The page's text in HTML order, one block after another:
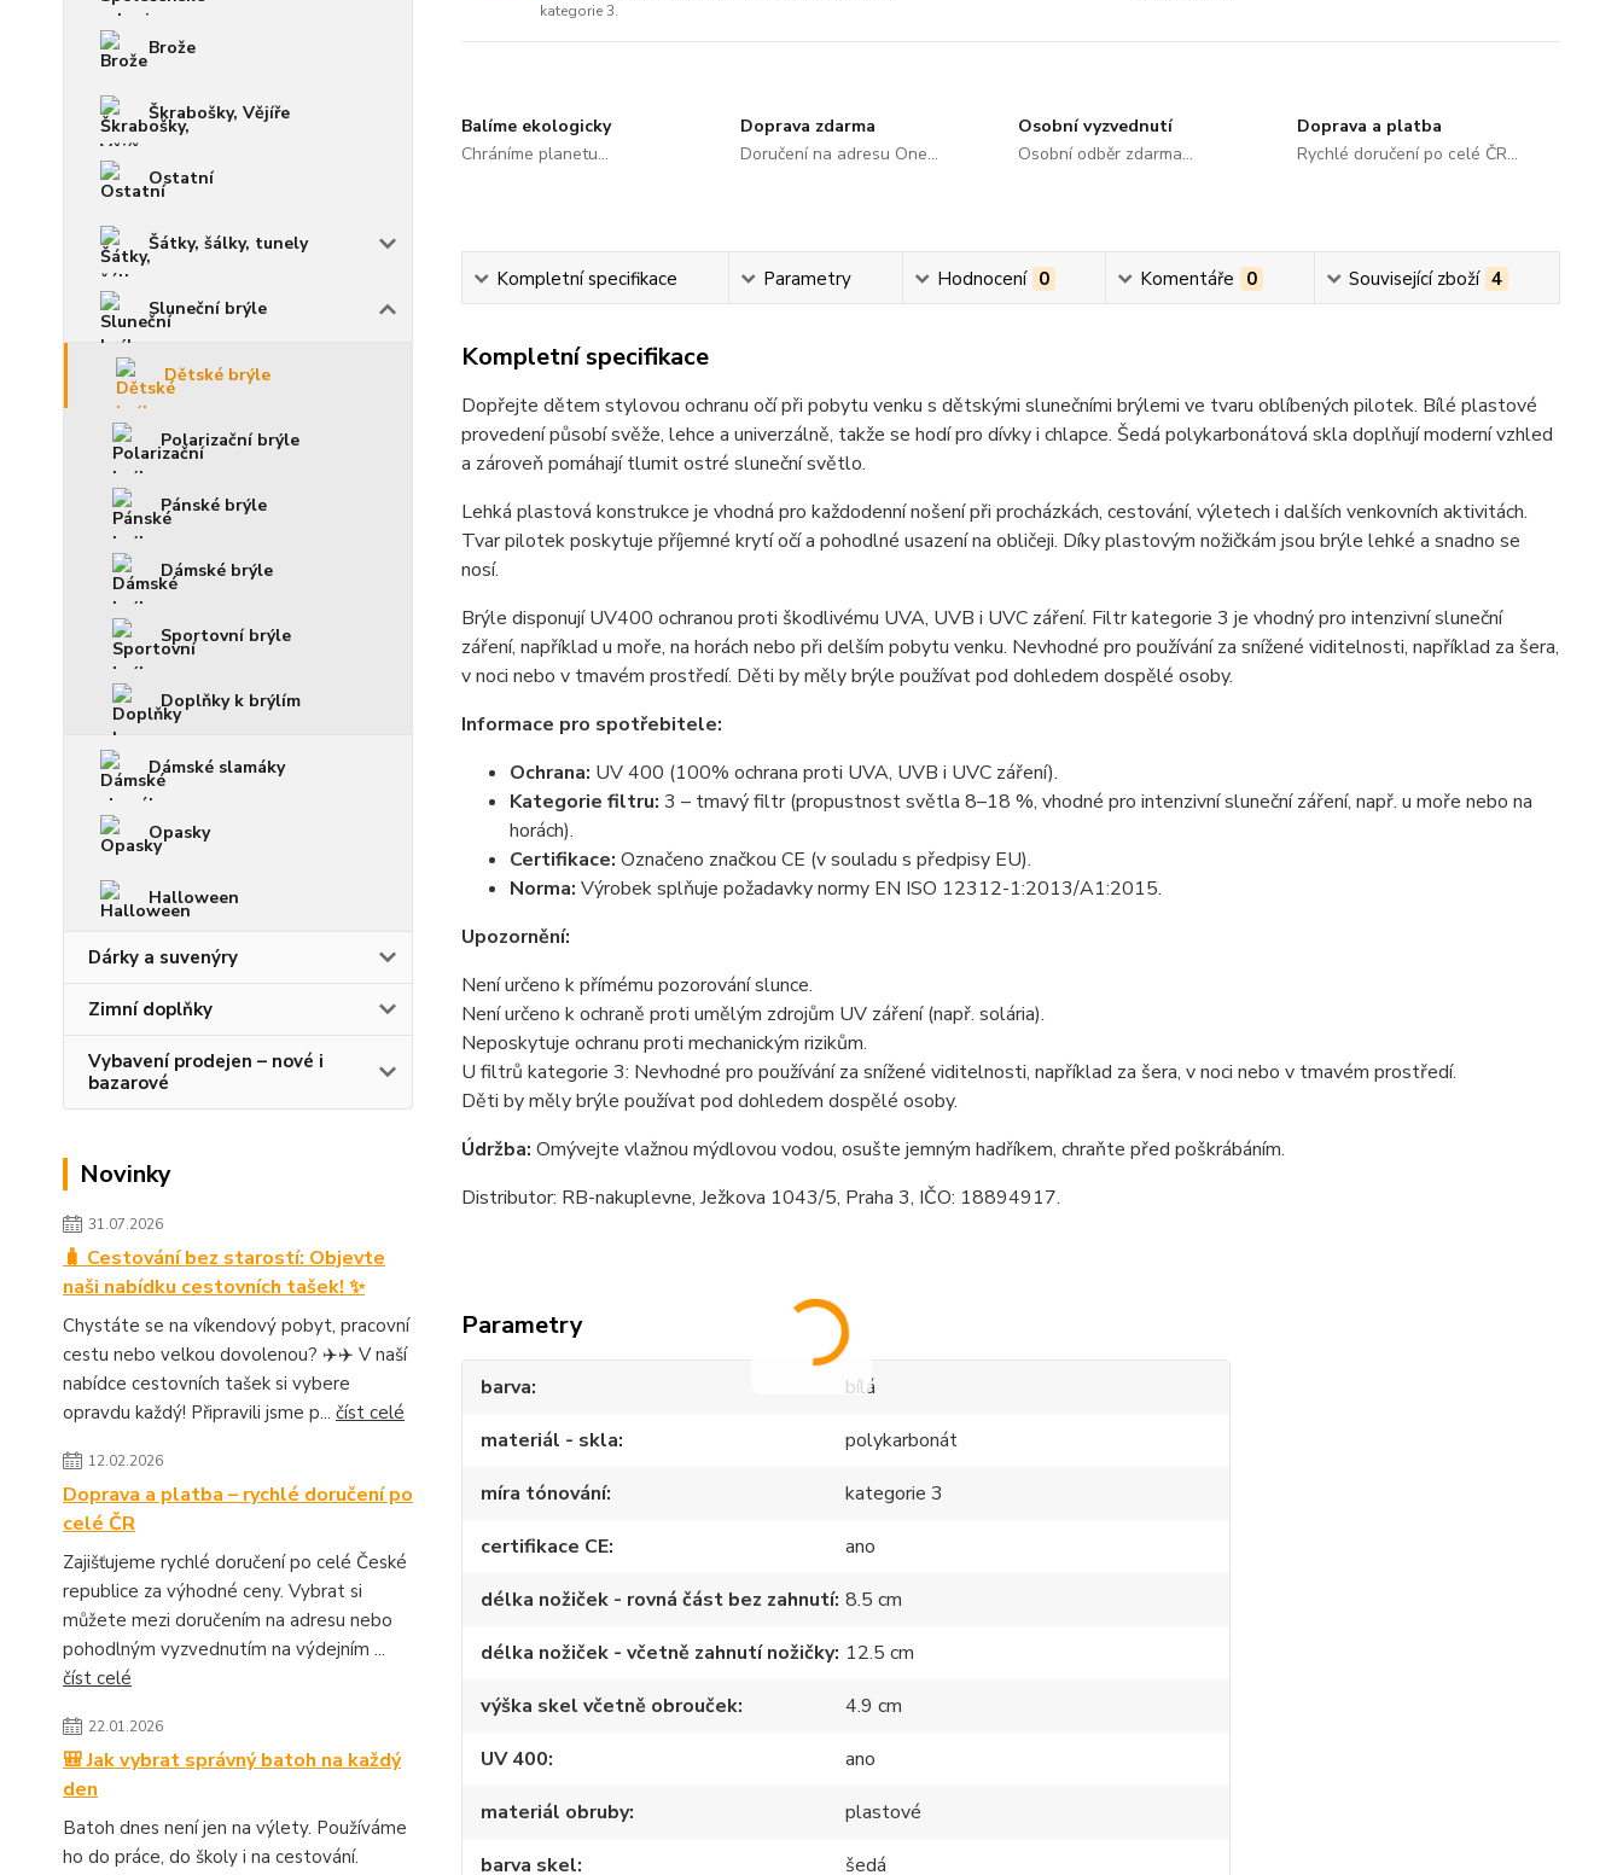
Brože
Škrabošky, Vějíře
Ostatní
Šátky, šálky, tunely
Sluneční brýle
Dětské brýle
Polarizační brýle
Pánské brýle
Dámské brýle
Sportovní brýle
Doplňky k brýlím
Dámské slamáky
Opasky
Halloween
Dárky a suvenýry
Zimní doplňky
Vybavení prodejen – nové i
bazarové
Novinky
31.07.2026
🧳 Cestování bez starostí: Objevte
naši nabídku cestovních tašek! ✨
Chystáte se na víkendový pobyt, pracovní
cestu nebo velkou dovolenou? ✈️✈️ V naší
nabídce cestovních tašek si vybere
opravdu každý! Připravili jsme p... číst celé
12.02.2026
Doprava a platba – rychlé doručení po
celé ČR
Zajišťujeme rychlé doručení po celé České
republice za výhodné ceny. Vybrat si
můžete mezi doručením na adresu nebo
pohodlným vyzvednutím na výdejním ...
číst celé
22.01.2026
🎒 Jak vybrat správný batoh na každý
den
Batoh dnes není jen na výlety. Používáme
ho do práce, do školy i na cestování.
kategorie 3.
Balíme ekologicky
Chráníme planetu...
Doprava zdarma
Doručení na adresu One...
Osobní vyzvednutí
Osobní odběr zdarma...
Doprava a platba
Rychlé doručení po celé ČR...
Kompletní specifikace Parametry Hodnocení 0 Komentáře 0 Související zboží 4
Kompletní specifikace
Dopřejte dětem stylovou ochranu očí při pobytu venku s dětskými slunečními brýlemi ve tvaru oblíbených pilotek. Bílé plastové
provedení působí svěže, lehce a univerzálně, takže se hodí pro dívky i chlapce. Šedá polykarbonátová skla doplňují moderní vzhled
a zároveň pomáhají tlumit ostré sluneční světlo.
Lehká plastová konstrukce je vhodná pro každodenní nošení při procházkách, cestování, výletech i dalších venkovních aktivitách.
Tvar pilotek poskytuje příjemné krytí očí a pohodlné usazení na obličeji. Díky plastovým nožičkám jsou brýle lehké a snadno se
nosí.
Brýle disponují UV400 ochranou proti škodlivému UVA, UVB i UVC záření. Filtr kategorie 3 je vhodný pro intenzivní sluneční
záření, například u moře, na horách nebo při delším pobytu venku. Nevhodné pro používání za snížené viditelnosti, například za šera,
v noci nebo v tmavém prostředí. Děti by měly brýle používat pod dohledem dospělé osoby.
Informace pro spotřebitele:
Ochrana: UV 400 (100% ochrana proti UVA, UVB i UVC záření).
Kategorie filtru: 3 – tmavý filtr (propustnost světla 8–18 %, vhodné pro intenzivní sluneční záření, např. u moře nebo na
horách).
Certifikace: Označeno značkou CE (v souladu s předpisy EU).
Norma: Výrobek splňuje požadavky normy EN ISO 12312-1:2013/A1:2015.
Upozornění:
Není určeno k přímému pozorování slunce.
Není určeno k ochraně proti umělým zdrojům UV záření (např. solária).
Neposkytuje ochranu proti mechanickým rizikům.
U filtrů kategorie 3: Nevhodné pro používání za snížené viditelnosti, například za šera, v noci nebo v tmavém prostředí.
Děti by měly brýle používat pod dohledem dospělé osoby.
Údržba: Omývejte vlažnou mýdlovou vodou, osušte jemným hadříkem, chraňte před poškrábáním.
Distributor: RB-nakuplevne, Ježkova 1043/5, Praha 3, IČO: 18894917.
Parametry
barva
bílá
materiál - skla
polykarbonát
míra tónování
kategorie 3
certifikace CE
ano
délka nožiček - rovná část bez zahnutí 8.5 cm
délka nožiček - včetně zahnutí nožičky 12.5 cm
výška skel včetně obrouček
4.9 cm
UV 400
ano
materiál obruby
plastové
barva skel
šedá